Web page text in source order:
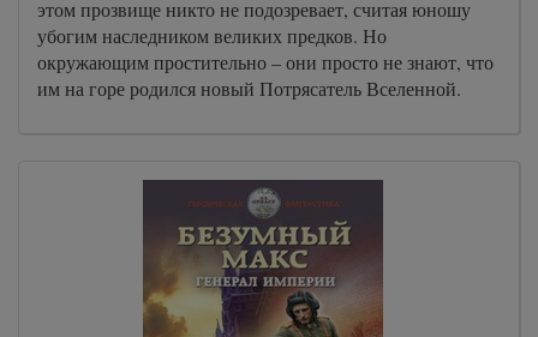
этом прозвище никто не подозревает, считая юношу
убогим наследником великих предков. Но
окружающим простительно – они просто не знают, что
им на горе родился новый Потрясатель Вселенной.